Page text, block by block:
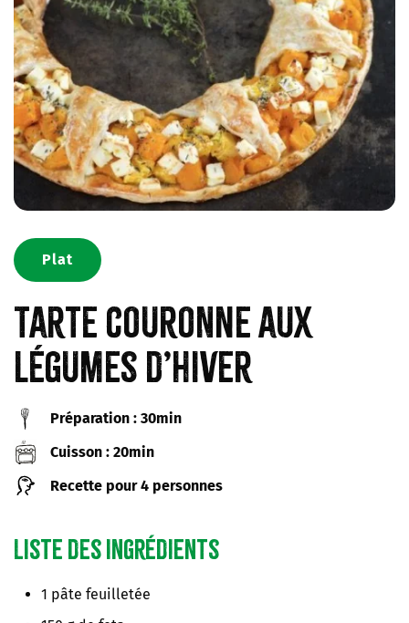
Plat
Tarte couronne aux
légumes d’hiver
Préparation : 30min
Cuisson : 20min
Recette pour 4 personnes
Liste des ingrédients
1 pâte feuilletée